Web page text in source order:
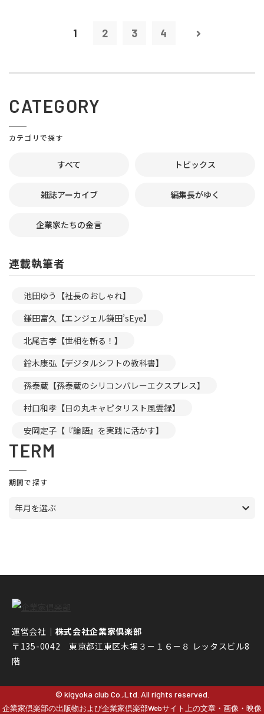
1 2 3 4
CATEGORY
カテゴリで探す
すべて トピックス
雑誌アーカイブ 編集長がゆく
企業家たちの金言
連載執筆者
池田ゆう【社長のおしゃれ】
鎌田富久【エンジェル鎌田’sEye】
北尾吉孝【世相を斬る！】
鈴木康弘【デジタルシフトの教科書】
孫泰蔵【孫泰蔵のシリコンバレーエクスプレス】
村口和孝【日の丸キャピタリスト風雲録】
安岡定子【『論語』を実践に活かす】
TERM
期間で探す
年月を選ぶ
運営会社｜ 株式会社企業家倶楽部
〒135-0042 東京都江東区木場３－１６－８ レッタスビル8
階
© kigyoka club Co.,Ltd. All rights reserved.
企業家倶楽部の出版物および企業家倶楽部Webサイト上の文章・画像・映像